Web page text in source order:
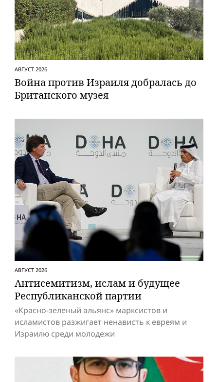
АВГУСТ 2026
Вой­на против Израиля добралась до
Британского музея
АВГУСТ 2026
Антисемитизм, ислам и будущее
Респуб­ликанской партии
«Красно-зеленый альянс» марксистов и
исламистов разжигает ненависть к евреям и
Израилю среди молодежи